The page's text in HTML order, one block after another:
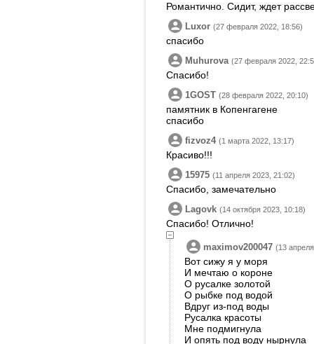
Романтично. Сидит, ждет
Luxor (27 февраля 2022, 18:56)
спасибо
Muhurova (27 февраля 2022,
Спасибо!
1GOST (28 февраля 2022, 20:10)
памятник в Копенгагене
спасибо
fizvoz4 (1 марта 2022, 13:17)
Красиво!!!
15975 (11 апреля 2023, 21:02)
Спасибо, замечательно
Lagovk (14 октября 2023, 10:18)
Спасибо! Отлично!
maximov200047 (13
Вот сижу я у моря
И мечтаю о короне
О русалке золотой
О рыбке под водой
Вдруг из-под воды
Русалка красоты
Мне подмигнула
И опять под воду нырнула